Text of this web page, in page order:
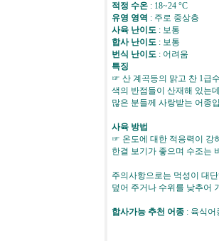
적정 수온 : 18~24 °C
유영 영역 : 주로 중상층
사육 난이도 : 보통
합사 난이도 : 보통
번식 난이도 : 어려움
특징
☞ 산 계곡등의 맑고 찬 1급
색의 반점들이 산재해 있는
많은 분들께 사랑받는 어종
사육 방법
☞ 온도에 대한 적응력이 강
한결 보기가 좋으며 수조는
주의사항으로는 먹성이 대
덮어 주거나 수위를 낮추어
합사가능 추천 어종 : 육식어